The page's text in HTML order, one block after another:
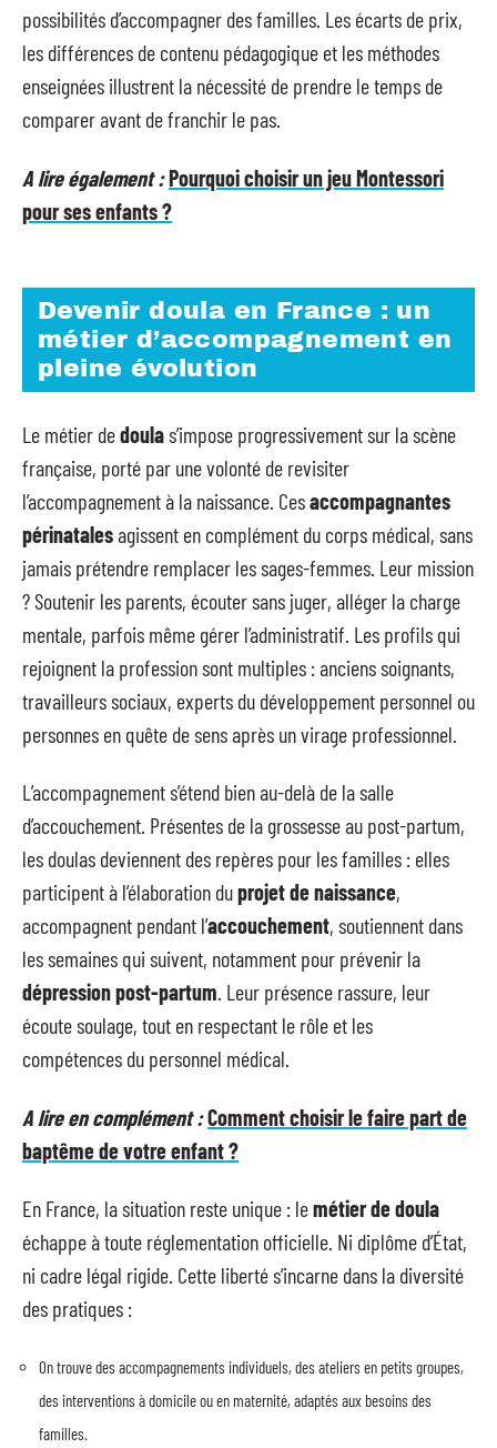
possibilités d’accompagner des familles. Les écarts de prix,
les différences de contenu pédagogique et les méthodes
enseignées illustrent la nécessité de prendre le temps de
comparer avant de franchir le pas.
A lire également :Pourquoi choisir un jeu Montessori
pour ses enfants ?
Devenir doula en France : un
métier d’accompagnement en
pleine évolution
Le métier dedoulas’impose progressivement sur la scène
française, porté par une volonté de revisiter
l’accompagnement à la naissance. Cesaccompagnantes
périnatalesagissent en complément du corps médical, sans
jamais prétendre remplacer les sages-femmes. Leur mission
? Soutenir les parents, écouter sans juger, alléger la charge
mentale, parfois même gérer l’administratif. Les profils qui
rejoignent la profession sont multiples : anciens soignants,
travailleurs sociaux, experts du développement personnel ou
personnes en quête de sens après un virage professionnel.
L’accompagnement s’étend bien au-delà de la salle
d’accouchement. Présentes de la grossesse au post-partum,
les doulas deviennent des repères pour les familles : elles
participent à l’élaboration duprojet de naissance,
accompagnent pendant l’accouchement, soutiennent dans
les semaines qui suivent, notamment pour prévenir la
dépression post-partum. Leur présence rassure, leur
écoute soulage, tout en respectant le rôle et les
compétences du personnel médical.
A lire en complément :Comment choisir le faire part de
baptême de votre enfant ?
En France, la situation reste unique : lemétier de doula
échappe à toute réglementation officielle. Ni diplôme d’État,
ni cadre légal rigide. Cette liberté s’incarne dans la diversité
des pratiques :
On trouve des accompagnements individuels, des ateliers en petits groupes,
des interventions à domicile ou en maternité, adaptés aux besoins des
familles.